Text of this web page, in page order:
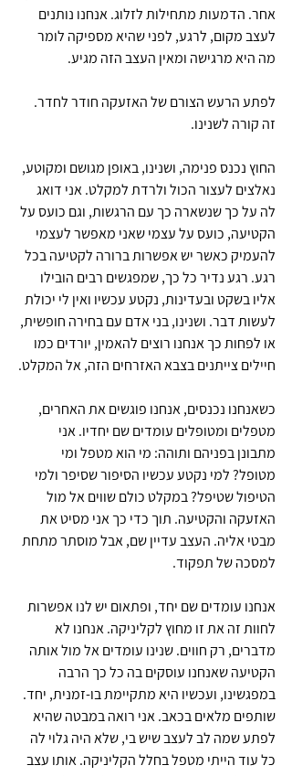
אחר. הדמעות מתחילות לזלוג. אנחנו נותנים
לעצב מקום, לרגע, לפני שהיא מספיקה לומר
מה היא מרגישה ומאין העצב הזה מגיע.
לפתע הרעש הצורם של האזעקה חודר לחדר.
זה קורה לשנינו.
החוץ נכנס פנימה, ושנינו, באופן מגושם ומקוטע,
נאלצים לעצור הכול ולרדת למקלט. אני דואג
לה על כך שנשארה כך עם הרגשות, וגם כועס על
הקטיעה, כועס על עצמי שאני מאפשר לעצמי
להעמיק כאשר יש אפשרות ברורה לקטיעה בכל
רגע. רגע נדיר כל כך, שמפגשים רבים הובילו
אליו בשקט ובעדינות, נקטע עכשיו ואין לי יכולת
לעשות דבר. ושנינו, בני אדם עם בחירה חופשית,
או לפחות כך אנחנו רוצים להאמין, יורדים כמו
חיילים צייתנים בצבא האזרחים הזה, אל המקלט.
כשאנחנו נכנסים, אנחנו פוגשים את האחרים,
מטפלים ומטופלים עומדים שם יחדיו. אני
מתבונן בפניהם ותוהה: מי הוא מטפל ומי
מטופל? למי נקטע עכשיו הסיפור שסיפר ולמי
הטיפול שטיפל? במקלט כולם שווים אל מול
האזעקה והקטיעה. תוך כדי כך אני מסיט את
מבטי אליה. העצב עדיין שם, אבל מוסתר מתחת
למסכה של תפקוד.
אנחנו עומדים שם יחד, ופתאום יש לנו אפשרות
לחוות זה את זו מחוץ לקליניקה. אנחנו לא
מדברים, רק חווים. שנינו עומדים אל מול אותה
הקטיעה שאנחנו עוסקים בה כל כך הרבה
במפגשינו, ועכשיו היא מתקיימת בו-זמנית, יחד.
שותפים מלאים בכאב. אני רואה במבטה שהיא
לפתע שמה לב לעצב שיש בי, שלא היה גלוי לה
כל עוד הייתי מטפל בחלל הקליניקה. אותו עצב